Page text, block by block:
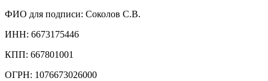
ФИО для подписи: Соколов С.В.
ИНН: 6673175446
КПП: 667801001
ОГРН: 1076673026000